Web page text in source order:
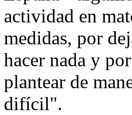
actividad en
medidas, por
hacer nada y
plantear de
difícil".